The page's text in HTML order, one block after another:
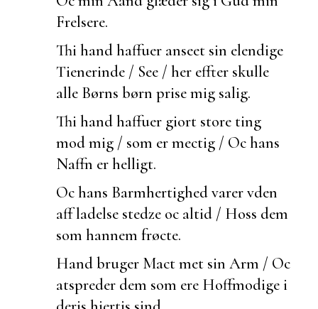
Frelsere.
Thi hand haffuer anseet sin elendige
Tienerinde / See / her effter skulle
alle Børns børn prise mig salig.
Thi hand haffuer giort store ting
mod mig / som er mectig / Oc hans
Naffn er helligt.
Oc hans Barmhertighed varer vden
aff ladelse stedze oc altid / Hoss dem
som hannem frøcte.
Hand bruger Mact met sin Arm / Oc
atspreder dem som ere Hoffmodige i